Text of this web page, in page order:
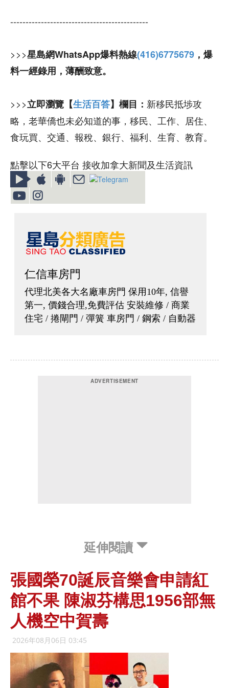
---------------------------------------------
>>>星島網WhatsApp爆料熱線(416)6775679 ，爆
料一經錄用，薄酬致意。
>>>立即瀏覽【生活百答】欄目： 新移民抵埗攻
略，老華僑也未必知道的事，移民、工作、居住、
食玩買、交通、報稅、銀行、福利、生育、教育。
點擊以下6大平台 接收加拿大新聞及生活資訊
延伸閱讀
張國榮70誕辰音樂會申請紅
館不果 陳淑芬構思1956部無
人機空中賀壽
2026年08月06日 03:45